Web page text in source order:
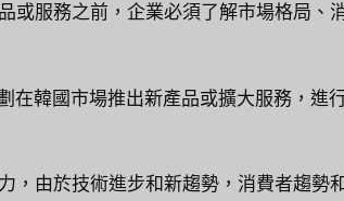
或服務之前，企業必須了解市場格局、
在韓國市場推出新產品或擴大服務，進
，由於技術進步和新趨勢，消費者趨勢